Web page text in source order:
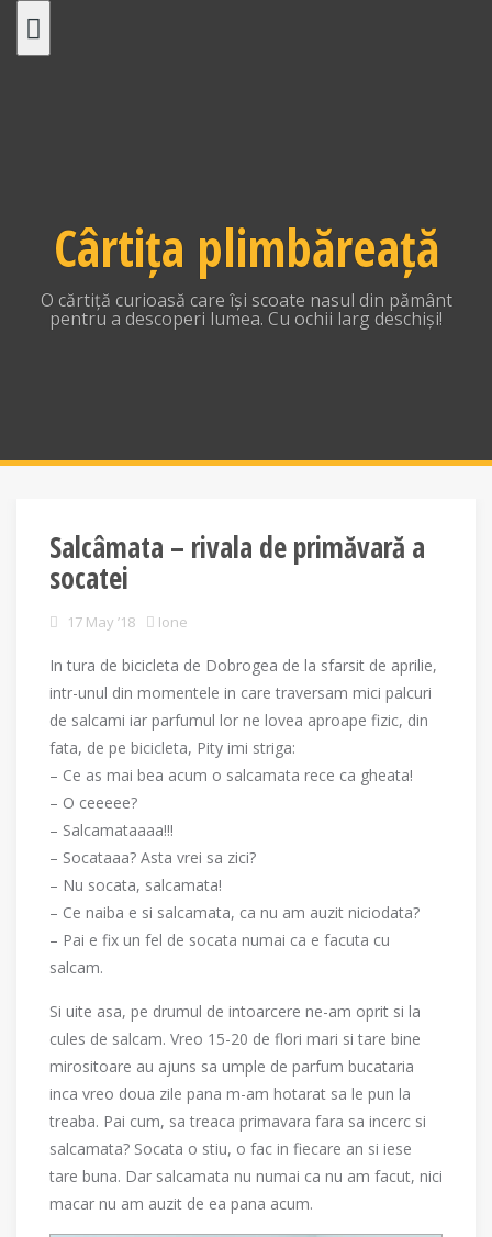
Cârtița plimbăreață
O cărtiță curioasă care își scoate nasul din pământ
pentru a descoperi lumea. Cu ochii larg deschiși!
Salcâmata – rivala de primăvară a
socatei
17 May ’18 Ione
In tura de bicicleta de Dobrogea de la sfarsit de aprilie,
intr-unul din momentele in care traversam mici palcuri
de salcami iar parfumul lor ne lovea aproape fizic, din
fata, de pe bicicleta, Pity imi striga:
– Ce as mai bea acum o salcamata rece ca gheata!
– O ceeeee?
– Salcamataaaa!!!
– Socataaa? Asta vrei sa zici?
– Nu socata, salcamata!
– Ce naiba e si salcamata, ca nu am auzit niciodata?
– Pai e fix un fel de socata numai ca e facuta cu
salcam.
Si uite asa, pe drumul de intoarcere ne-am oprit si la
cules de salcam. Vreo 15-20 de flori mari si tare bine
mirositoare au ajuns sa umple de parfum bucataria
inca vreo doua zile pana m-am hotarat sa le pun la
treaba. Pai cum, sa treaca primavara fara sa incerc si
salcamata? Socata o stiu, o fac in fiecare an si iese
tare buna. Dar salcamata nu numai ca nu am facut, nici
macar nu am auzit de ea pana acum.